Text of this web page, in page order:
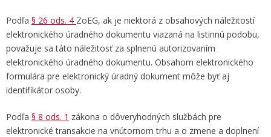
Podľa § 26 ods. 4 ZoEG, ak je niektorá z obsahových náležitostí
elektronického úradného dokumentu viazaná na listinnú podobu,
považuje sa táto náležitosť za splnenú autorizovaním
elektronického úradného dokumentu. Obsahom elektronického
formulára pre elektronický úradný dokument môže byť aj
identifikátor osoby.
Podľa § 8 ods. 1 zákona o dôveryhodných službách pre
elektronické transakcie na vnútornom trhu a o zmene a doplnení